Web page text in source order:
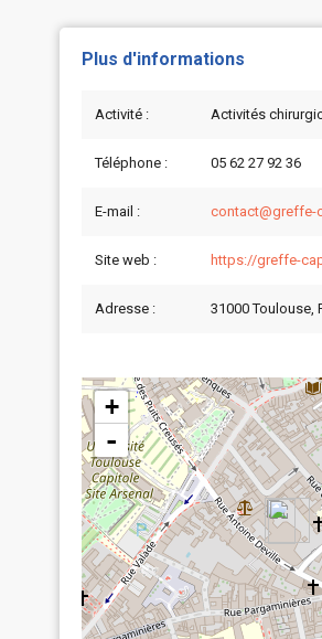
Plus d'informations
Activité : Activités
Téléphone : 05 62 27 92 36
E-mail : contact@greffe-
Site web : https://greffe-
Adresse : 31000 Toulouse,
+
-